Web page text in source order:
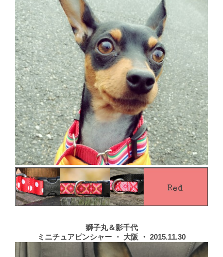
獅子丸＆影千代
ミニチュアピンシャー ・ 大阪 ・ 2015.11.30